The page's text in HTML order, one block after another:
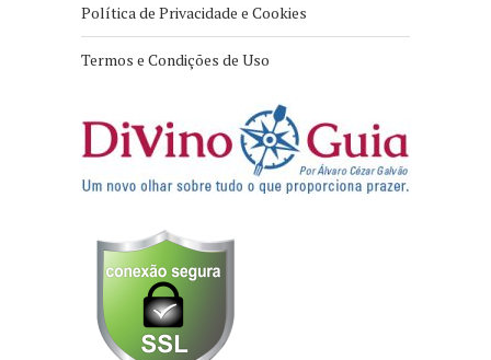
Política de Privacidade e Cookies
Termos e Condições de Uso